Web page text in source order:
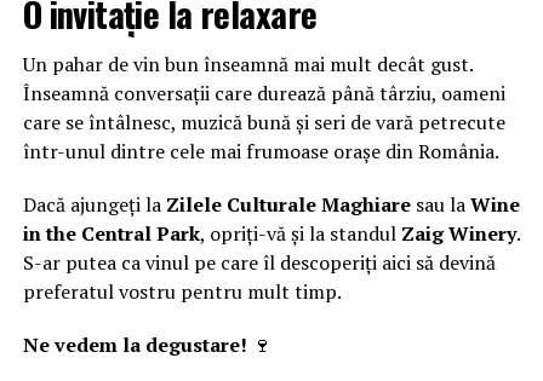
O invitație la relaxare
Un pahar de vin bun înseamnă mai mult decât gust.
Înseamnă conversații care durează până târziu, oameni
care se întâlnesc, muzică bună și seri de vară petrecute
într-unul dintre cele mai frumoase orașe din România.
Dacă ajungeți la Zilele Culturale Maghiaresau laWine
in the Central Park, opriți-vă și la standul Zaig Winery.
S-ar putea ca vinul pe care îl descoperiți aici să devină
preferatul vostru pentru mult timp.
Ne vedem la degustare! 🍷